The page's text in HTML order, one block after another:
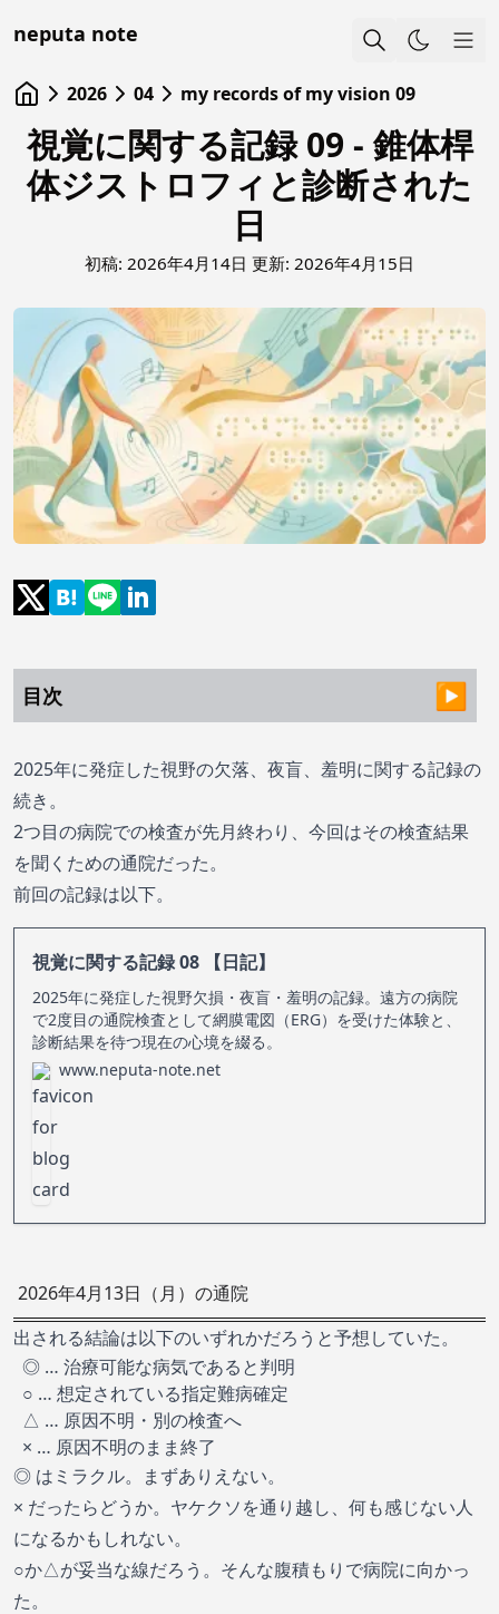
neputa note
2026
04 my records of my vision 09
視覚に関する記録 09 - 錐体桿
体ジストロフィと診断された
日
初稿: 2026年4月14日 更新: 2026年4月15日
目次
2025年に発症した視野の欠落、夜盲、羞明に関する記録の
続き。
2つ目の病院での検査が先月終わり、今回はその検査結果
を聞くための通院だった。
前回の記録は以下。
視覚に関する記録 08 【日記】
2025年に発症した視野欠損・夜盲・羞明の記録。遠方の病院
で2度目の通院検査として網膜電図（ERG）を受けた体験と、
診断結果を待つ現在の心境を綴る。
www.neputa-note.net
2026年4月13日（月）の通院
出される結論は以下のいずれかだろうと予想していた。
◎ … 治療可能な病気であると判明
○ … 想定されている指定難病確定
△ … 原因不明・別の検査へ
× … 原因不明のまま終了
◎ はミラクル。まずありえない。
× だったらどうか。ヤケクソを通り越し、何も感じない人
になるかもしれない。
○か△が妥当な線だろう。そんな腹積もりで病院に向かっ
た。